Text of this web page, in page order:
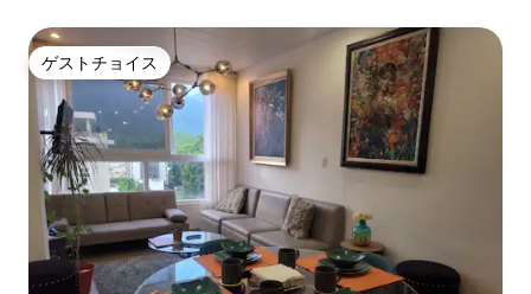
ゲストチョイス
ゲストチョイス